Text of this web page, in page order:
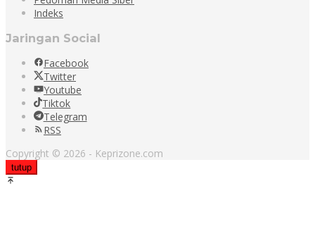
Indeks
Jaringan Social
Facebook
Twitter
Youtube
Tiktok
Telegram
RSS
Copyright © 2026 - Keprizone.com
tutup